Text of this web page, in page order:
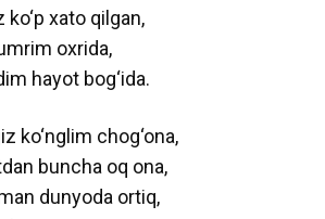
ko‘p xato qilgan,
oxrida,
hayot bog‘ida.
ko‘nglim chog‘ona,
buncha oq ona,
dunyoda ortiq,